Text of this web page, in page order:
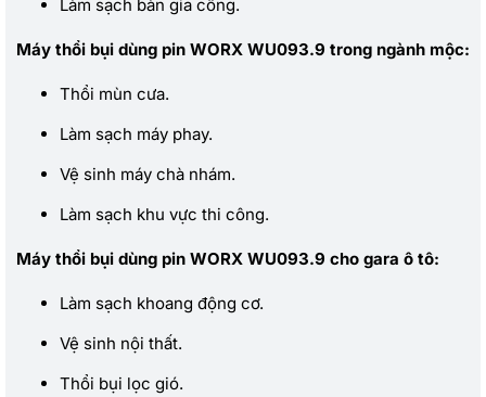
Làm sạch bàn gia công.
Máy thổi bụi dùng pin WORX WU093.9 trong ngành mộc:
Thổi mùn cưa.
Làm sạch máy phay.
Vệ sinh máy chà nhám.
Làm sạch khu vực thi công.
Máy thổi bụi dùng pin WORX WU093.9 cho gara ô tô:
Làm sạch khoang động cơ.
Vệ sinh nội thất.
Thổi bụi lọc gió.